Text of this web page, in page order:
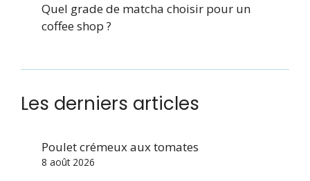
Quel grade de matcha choisir pour un
coffee shop ?
Les derniers articles
Poulet crémeux aux tomates
8 août 2026